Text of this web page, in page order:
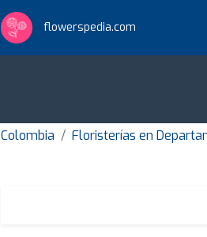
flowerspedia.com
Colombia Floristerías en